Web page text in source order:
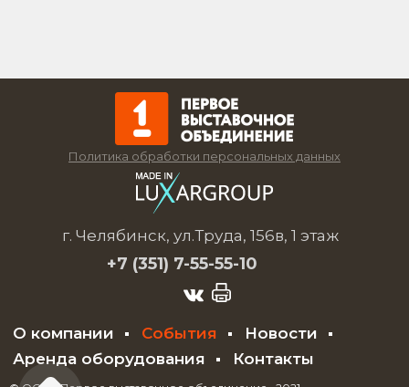
Политика обработки персональных данных
г. Челябинск, ул.Труда, 156в, 1 этаж
+7 (351) 7-55-55-10
О компании События
Новости
Аренда оборудования
Контакты